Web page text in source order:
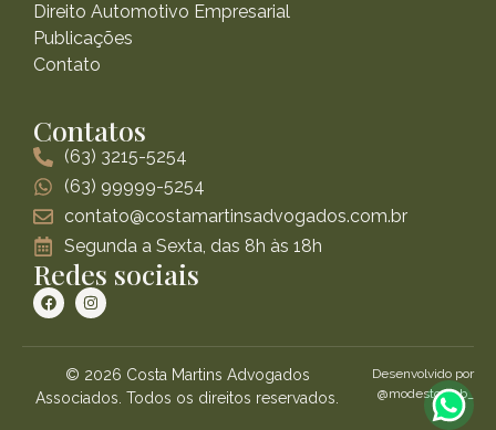
Direito Automotivo Empresarial
Publicações
Contato
Contatos
(63) 3215-5254
(63) 99999-5254
contato@costamartinsadvogados.com.br
Segunda a Sexta, das 8h às 18h
Redes sociais
© 2026 Costa Martins Advogados
Associados. Todos os direitos reservados.
Desenvolvido por
@modestoweb_